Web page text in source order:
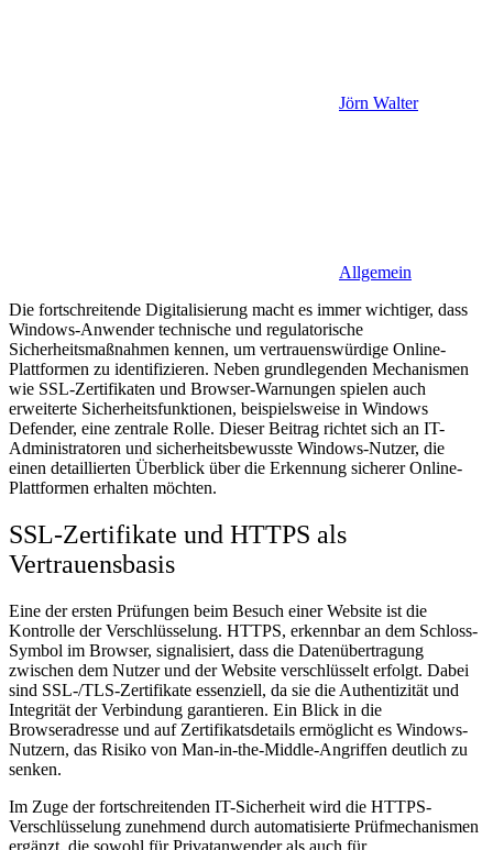
Jörn Walter
Allgemein
Die fortschreitende Digitalisierung macht es immer wichtiger, dass
Windows-Anwender technische und regulatorische
Sicherheitsmaßnahmen kennen, um vertrauenswürdige Online-
Plattformen zu identifizieren. Neben grundlegenden Mechanismen
wie SSL-Zertifikaten und Browser-Warnungen spielen auch
erweiterte Sicherheitsfunktionen, beispielsweise in Windows
Defender, eine zentrale Rolle. Dieser Beitrag richtet sich an IT-
Administratoren und sicherheitsbewusste Windows-Nutzer, die
einen detaillierten Überblick über die Erkennung sicherer Online-
Plattformen erhalten möchten.
SSL-Zertifikate und HTTPS als
Vertrauensbasis
Eine der ersten Prüfungen beim Besuch einer Website ist die
Kontrolle der Verschlüsselung. HTTPS, erkennbar an dem Schloss-
Symbol im Browser, signalisiert, dass die Datenübertragung
zwischen dem Nutzer und der Website verschlüsselt erfolgt. Dabei
sind SSL-/TLS-Zertifikate essenziell, da sie die Authentizität und
Integrität der Verbindung garantieren. Ein Blick in die
Browseradresse und auf Zertifikatsdetails ermöglicht es Windows-
Nutzern, das Risiko von Man-in-the-Middle-Angriffen deutlich zu
senken.
Im Zuge der fortschreitenden IT-Sicherheit wird die HTTPS-
Verschlüsselung zunehmend durch automatisierte Prüfmechanismen
ergänzt, die sowohl für Privatanwender als auch für